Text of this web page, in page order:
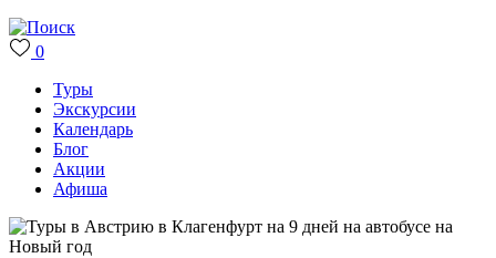
0
Туры
Экскурсии
Календарь
Блог
Акции
Афиша